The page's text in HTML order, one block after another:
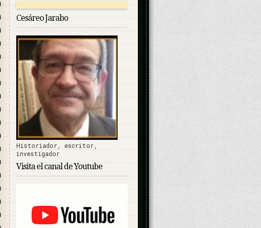
Cesáreo Jarabo
Historiador, escritor,
investigador
Visita el canal de Youtube